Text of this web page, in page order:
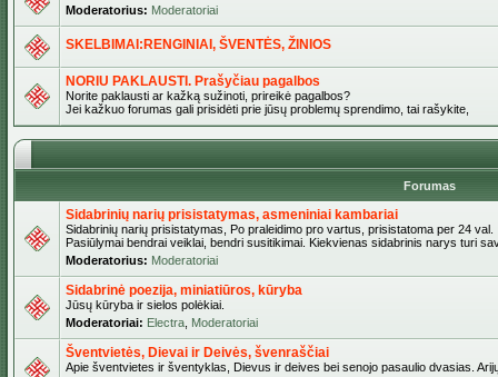
Moderatorius: Moderatoriai
SKELBIMAI:RENGINIAI, ŠVENTĖS, ŽINIOS
NORIU PAKLAUSTI. Prašyčiau pagalbos
Norite paklausti ar kažką sužinoti, prireikė pagalbos?
Jei kažkuo forumas gali prisidėti prie jūsų problemų sprendimo, tai rašykite,
Forumas
Sidabrinių narių prisistatymas, asmeniniai kambariai
Sidabrinių narių prisistatymas, Po praleidimo pro vartus, prisistatoma per 24 val.
Pasiūlymai bendrai veiklai, bendri susitikimai. Kiekvienas sidabrinis narys turi
Moderatorius: Moderatoriai
Sidabrinė poezija, miniatiūros, kūryba
Jūsų kūryba ir sielos polėkiai.
Moderatoriai: Electra Moderatoriai
Šventvietės, Dievai ir Deivės, švenraščiai
Apie šventvietes ir šventyklas, Dievus ir deives bei senojo pasaulio dvasias.